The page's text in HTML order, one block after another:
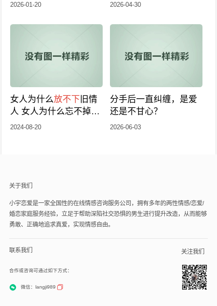
2026-01-20 2026-04-30
女人为什么放不下 旧情
人 女人为什么忘不掉旧
情人
2024-08-20
分手后一直纠缠，是爱
还是不甘心？
2026-06-03
关于我们
小宇恋爱是一家全国性的在线情感咨询服务公司，拥有多年的两性情感/恋爱/
婚恋家庭服务经验，立足于帮助深陷社交恐惧的男生进行提升改造，从而能够
勇敢、正确地追求真爱，实现情感自由。
联系我们
合作或咨询可通过如下方式：
微信：langji989
关注我们